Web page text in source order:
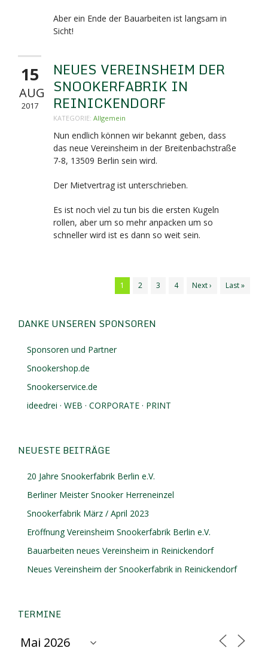
Aber ein Ende der Bauarbeiten ist langsam in
Sicht!
15
AUG
2017
NEUES VEREINSHEIM DER
SNOOKERFABRIK IN
REINICKENDORF
KATEGORIE: Allgemein
Nun endlich können wir bekannt geben, dass
das neue Vereinsheim in der Breitenbachstraße
7-8, 13509 Berlin sein wird.
Der Mietvertrag ist unterschrieben.
Es ist noch viel zu tun bis die ersten Kugeln
rollen, aber um so mehr anpacken um so
schneller wird ist es dann so weit sein.
1 2 3 4 Next › Last »
DANKE UNSEREN SPONSOREN
Sponsoren und Partner
Snookershop.de
Snookerservice.de
ideedrei · WEB · CORPORATE · PRINT
NEUESTE BEITRÄGE
20 Jahre Snookerfabrik Berlin e.V.
Berliner Meister Snooker Herreneinzel
Snookerfabrik März / April 2023
Eröffnung Vereinsheim Snookerfabrik Berlin e.V.
Bauarbeiten neues Vereinsheim in Reinickendorf
Neues Vereinsheim der Snookerfabrik in Reinickendorf
TERMINE